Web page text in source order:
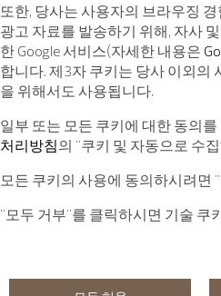
또한, 당사는 사용자의 브라우징
광고 자료를 발송하기 위해, 자사
한 Google 서비스(자세한 내용은
합니다. 제3자 쿠키는 당사 이외의
을 위해서도 사용됩니다.
일부 또는 모든 쿠키에 대한 동의
처리방침의 "쿠키 및 자동으로 수
모든 쿠키의 사용에 동의하시려면
"모두 거부"를 클릭하시면 기술 쿠